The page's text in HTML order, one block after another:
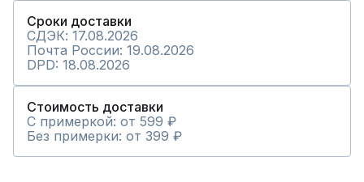
Сроки доставки
СДЭК: 17.08.2026
Почта России: 19.08.2026
DPD: 18.08.2026
Стоимость доставки
С примеркой: от 599 ₽
Без примерки: от 399 ₽